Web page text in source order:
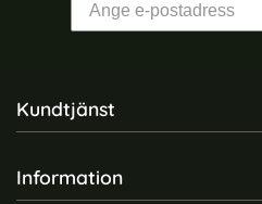
Sidfot Blandad info
Kundtjänst
Information